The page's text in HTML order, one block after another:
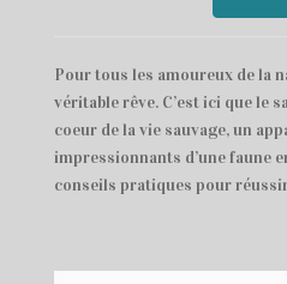
Pour tous les amoureux de la
véritable rêve. C’est ici que le
coeur de la vie sauvage, un
impressionnants d’une faune
conseils pratiques pour